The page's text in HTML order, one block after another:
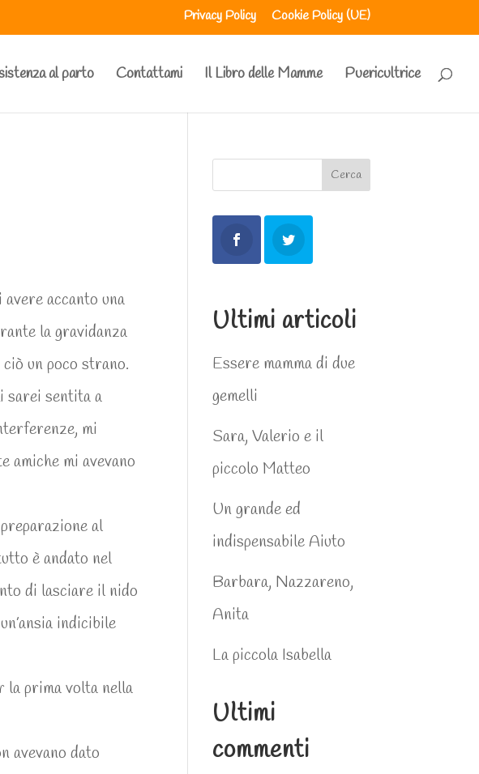
Privacy Policy Cookie Policy (UE)
al parto Contattami Il Libro delle Mamme Puericultrice
accanto una
la gravidanza
un poco strano.
sarei sentita a
mi
amiche mi avevano
al
è andato nel
di lasciare il nido
indicibile
la prima volta nella
avevano dato
Cerca
Ultimi articoli
Essere mamma di due
gemelli
Sara, Valerio e il
piccolo Matteo
Un grande ed
indispensabile Aiuto
Barbara, Nazzareno,
Anita
La piccola Isabella
Ultimi
commenti